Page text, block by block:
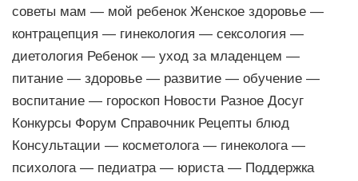
советы мам — мой ребенок Женское здоровье —
контрацепция — гинекология — сексология —
диетология Ребенок — уход за младенцем —
питание — здоровье — развитие — обучение —
воспитание — гороскоп Новости Разное Досуг
Конкурсы Форум Справочник Рецепты блюд
Консультации — косметолога — гинеколога —
психолога — педиатра — юриста — Поддержка